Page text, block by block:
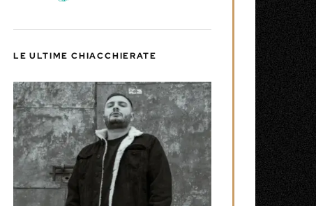
LE ULTIME CHIACCHIERATE